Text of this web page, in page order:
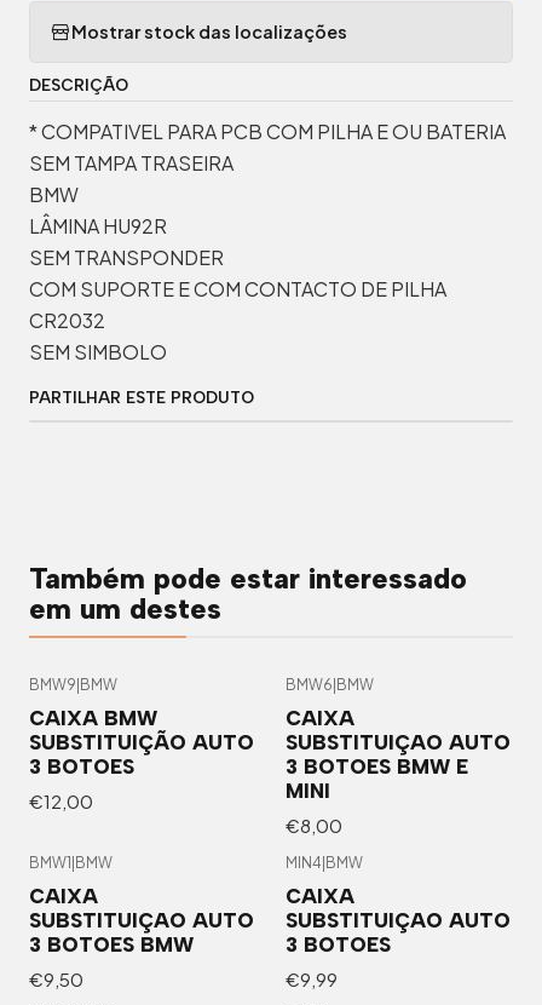
Mostrar stock das localizações
DESCRIÇÃO
* COMPATIVEL PARA PCB COM PILHA E OU BATERIA
SEM TAMPA TRASEIRA
BMW
LÂMINA HU92R
SEM TRANSPONDER
COM SUPORTE E COM CONTACTO DE PILHA
CR2032
SEM SIMBOLO
PARTILHAR ESTE PRODUTO
Também pode estar interessado
em um destes
BMW9|BMW
CAIXA BMW
SUBSTITUIÇÃO AUTO
3 BOTOES
€12,00
BMW6|BMW
CAIXA
SUBSTITUIÇAO AUTO
3 BOTOES BMW E
MINI
€8,00
BMW1 BMW
CAIXA
SUBSTITUIÇAO AUTO
3 BOTOES BMW
€9,50
MIN4 BMW
CAIXA
SUBSTITUIÇAO AUTO
3 BOTOES
€9,99